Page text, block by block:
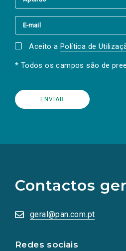
Aceito a Política de
* Todos os campos são de
Contactos
geral@pan.com.pt
Redes sociais
redes
sociais
numa
nova